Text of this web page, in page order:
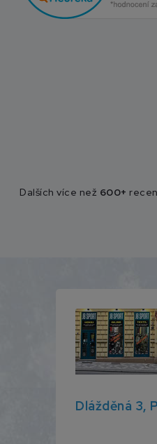
Dalších více než 600+
Dlážděná 3,